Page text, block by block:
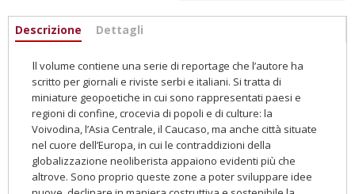
Informazioni
Descrizione (active
Dettagli
Il volume contiene una serie di reportage che l’autore ha
scritto per giornali e riviste serbi e italiani. Si tratta di
miniature geopoetiche in cui sono rappresentati paesi e
regioni di confine, crocevia di popoli e di culture: la
Voivodina, l’Asia Centrale, il Caucaso, ma anche città situate
nel cuore dell’Europa, in cui le contraddizioni della
globalizzazione neoliberista appaiono evidenti più che
altrove. Sono proprio queste zone a poter sviluppare idee